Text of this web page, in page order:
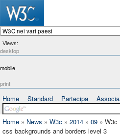
Views:
desktop
mobile
print
Home Standard Partecipa
Home » News » W3c » 2014 » 09 » W3c
css backgrounds and borders level 3